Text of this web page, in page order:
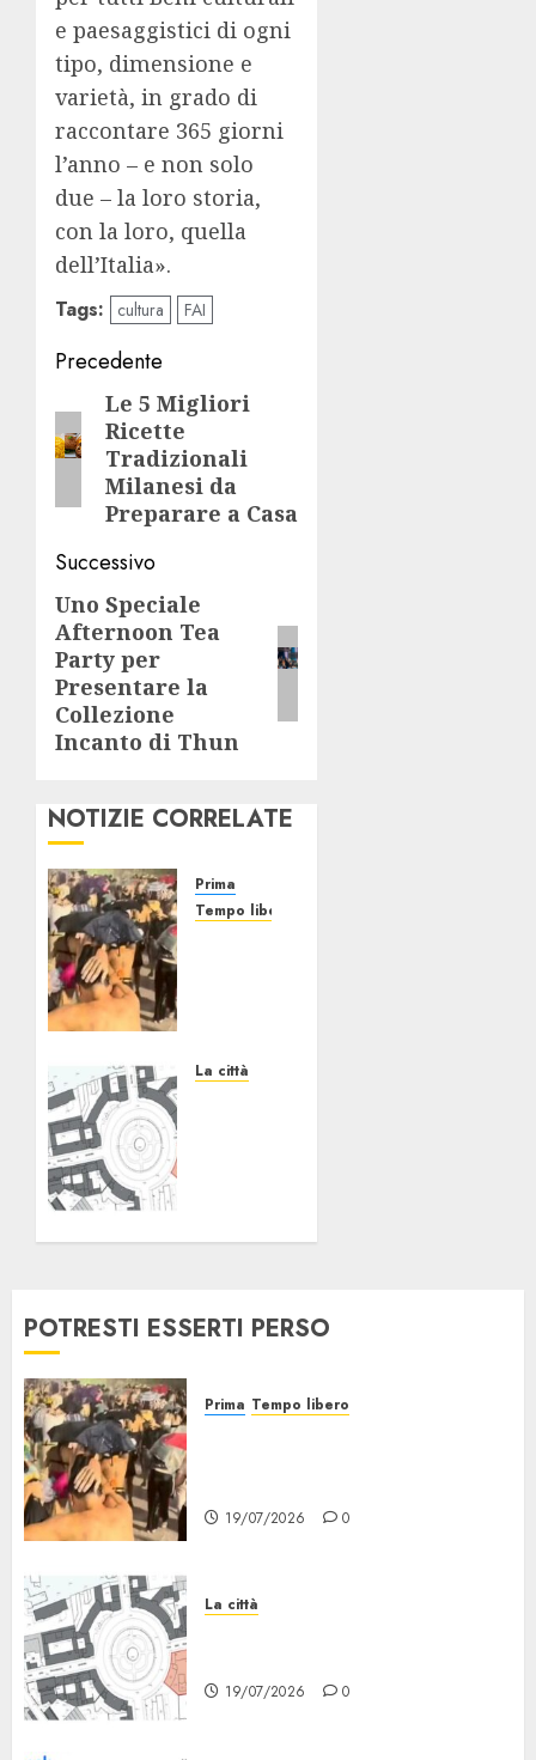
e paesaggistici di ogni
tipo, dimensione e
varietà, in grado di
raccontare 365 giorni
l’anno – e non solo
due – la loro storia,
con la loro, quella
dell’Italia».
Tags: cultura FAI
Navigazione
articolo
Precedente
Articolo
precedente:
Le 5 Migliori
Ricette
Tradizionali
Milanesi da
Preparare a Casa
Successivo
Articolo
successivo:
Uno Speciale
Afternoon Tea
Party per
Presentare la
Collezione
Incanto di Thun
NOTIZIE CORRELATE
Prima
Tempo libero
Evacuazione
La città
POTRESTI ESSERTI PERSO
Prima Tempo libero
19/07/2026 0
La città
19/07/2026 0